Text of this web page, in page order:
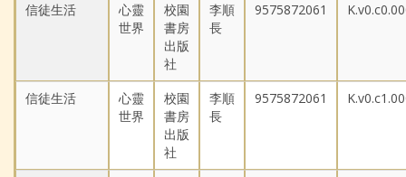
信徒生活
心靈
世界
校園
書房
出版
社
李順
長
9575872061
信徒生活
心靈
世界
校園
書房
出版
社
李順
長
9575872061